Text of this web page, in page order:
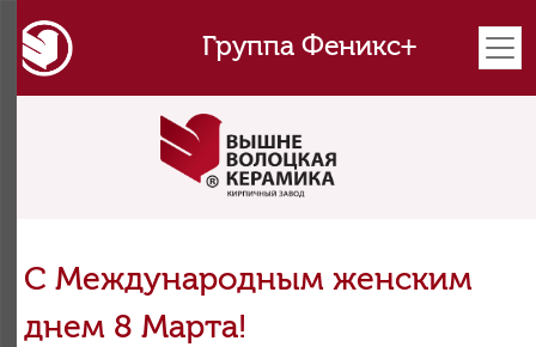
Группа Феникс+
С Международным женским
днем 8 Марта!